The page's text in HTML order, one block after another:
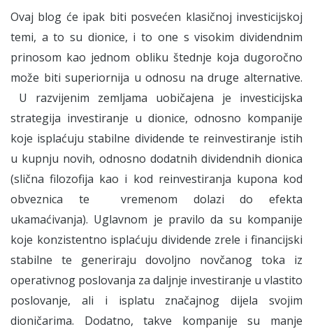
Ovaj blog će ipak biti posvećen klasičnoj investicijskoj
temi, a to su dionice, i to one s visokim dividendnim
prinosom kao jednom obliku štednje koja dugoročno
može biti superiornija u odnosu na druge alternative.
U razvijenim zemljama uobičajena je investicijska
strategija investiranje u dionice, odnosno kompanije
koje isplaćuju stabilne dividende te reinvestiranje istih
u kupnju novih, odnosno dodatnih dividendnih dionica
(slična filozofija kao i kod reinvestiranja kupona kod
obveznica te vremenom dolazi do efekta
ukamaćivanja). Uglavnom je pravilo da su kompanije
koje konzistentno isplaćuju dividende zrele i financijski
stabilne te generiraju dovoljno novčanog toka iz
operativnog poslovanja za daljnje investiranje u vlastito
poslovanje, ali i isplatu značajnog dijela svojim
dioničarima. Dodatno, takve kompanije su manje